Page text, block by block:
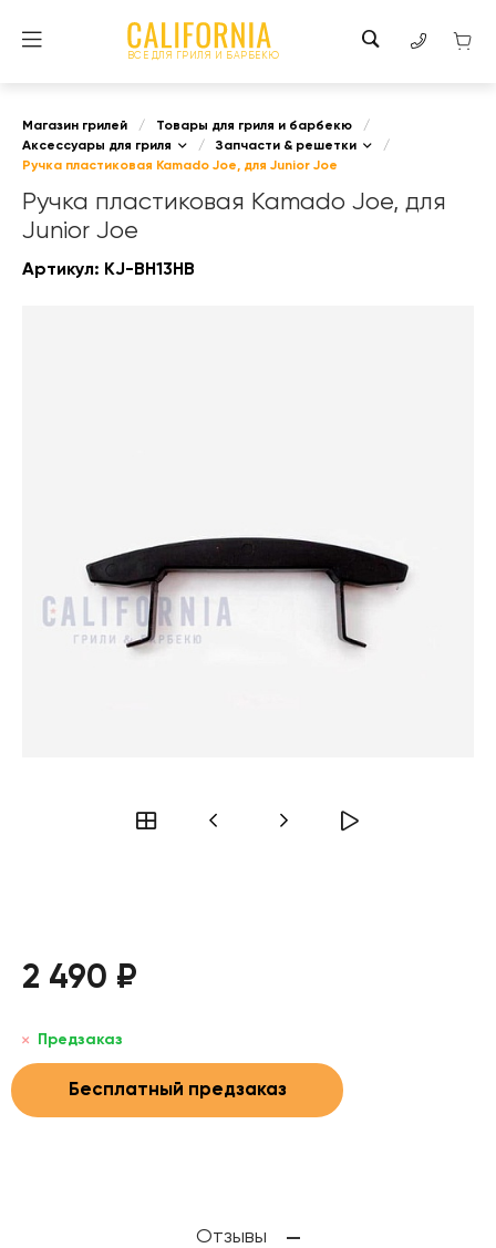
ВСЕ ДЛЯ ГРИЛЯ И БАРБЕКЮ
Магазин грилей / Товары для гриля и барбекю
/
Аксессуары для гриля
/ Запчасти & решетки
/
Ручка пластиковая Kamado Joe, для Junior Joe
Ручка пластиковая Kamado Joe, для
Junior Joe
Артикул: KJ-BH13HB
2 490 ₽
Предзаказ
Бесплатный предзаказ
Отзывы